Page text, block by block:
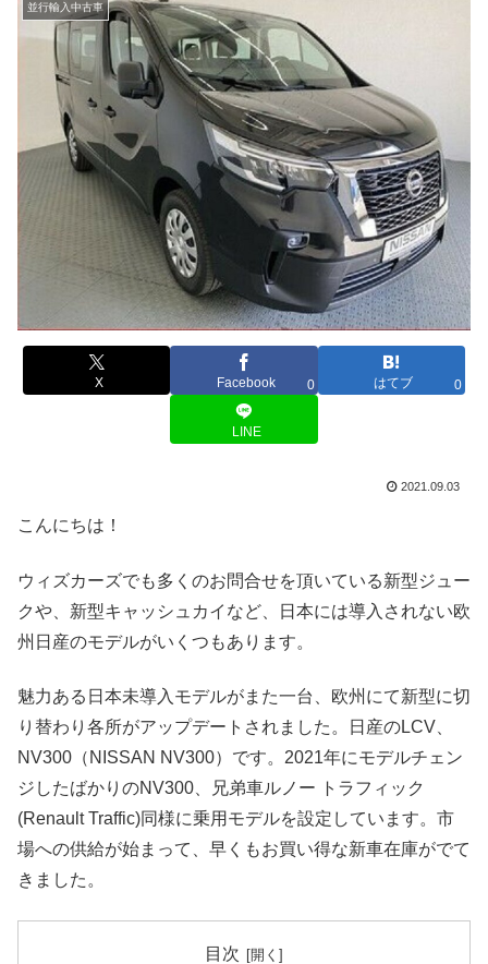
並行輸入中古車
X Facebook 0 はてブ 0
LINE
2021.09.03
こんにちは！
ウィズカーズでも多くのお問合せを頂いている新型ジュー
クや、新型キャッシュカイなど、日本には導入されない欧
州日産のモデルがいくつもあります。
魅力ある日本未導入モデルがまた一台、欧州にて新型に切
り替わり各所がアップデートされました。日産のLCV、
NV300（NISSAN NV300）です。2021年にモデルチェン
ジしたばかりのNV300、兄弟車ルノー トラフィック
(Renault Traffic)同様に乗用モデルを設定しています。市
場への供給が始まって、早くもお買い得な新車在庫がでて
きました。
目次